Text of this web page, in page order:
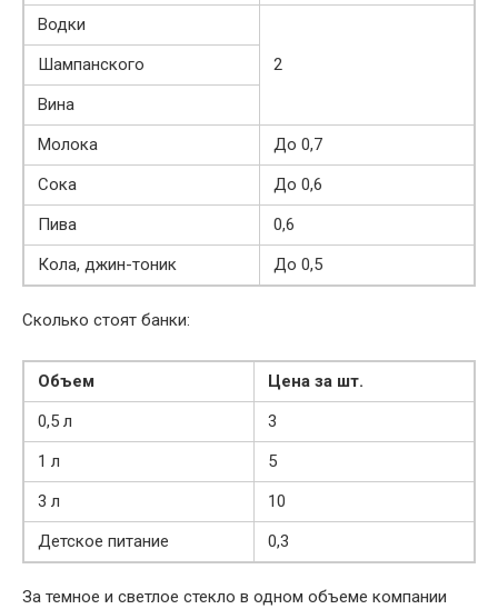
Водки
2
Шампанского
Вина
Молока
До 0,7
Сока
До 0,6
Пива
0,6
Кола, джин-тоник
До 0,5
Сколько стоят банки:
Объем
Цена за шт.
0,5 л
3
1 л
5
3 л
10
Детское питание
0,3
За темное и светлое стекло в одном объеме компании